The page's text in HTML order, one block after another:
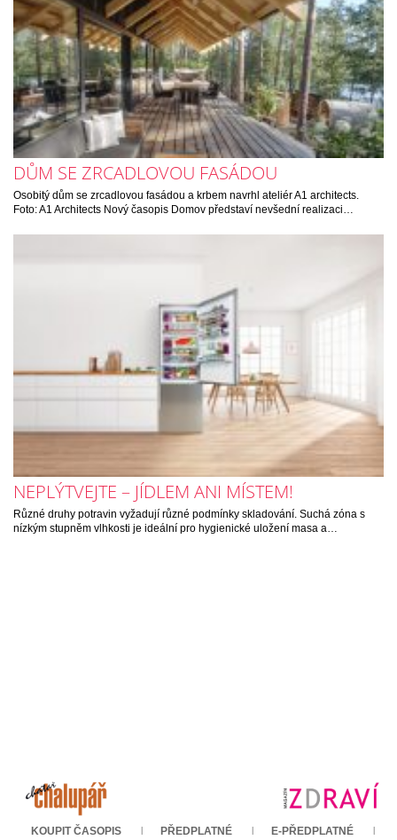
DŮM SE ZRCADLOVOU FASÁDOU
Osobitý dům se zrcadlovou fasádou a krbem navrhl ateliér A1 architects.
Foto: A1 Architects Nový časopis Domov představí nevšední realizaci…
NEPLÝTVEJTE – JÍDLEM ANI MÍSTEM!
Různé druhy potravin vyžadují různé podmínky skladování. Suchá zóna s
nízkým stupněm vlhkosti je ideální pro hygienické uložení masa a…
KOUPIT ČASOPIS PŘEDPLATNÉ E-PŘEDPLATNÉ